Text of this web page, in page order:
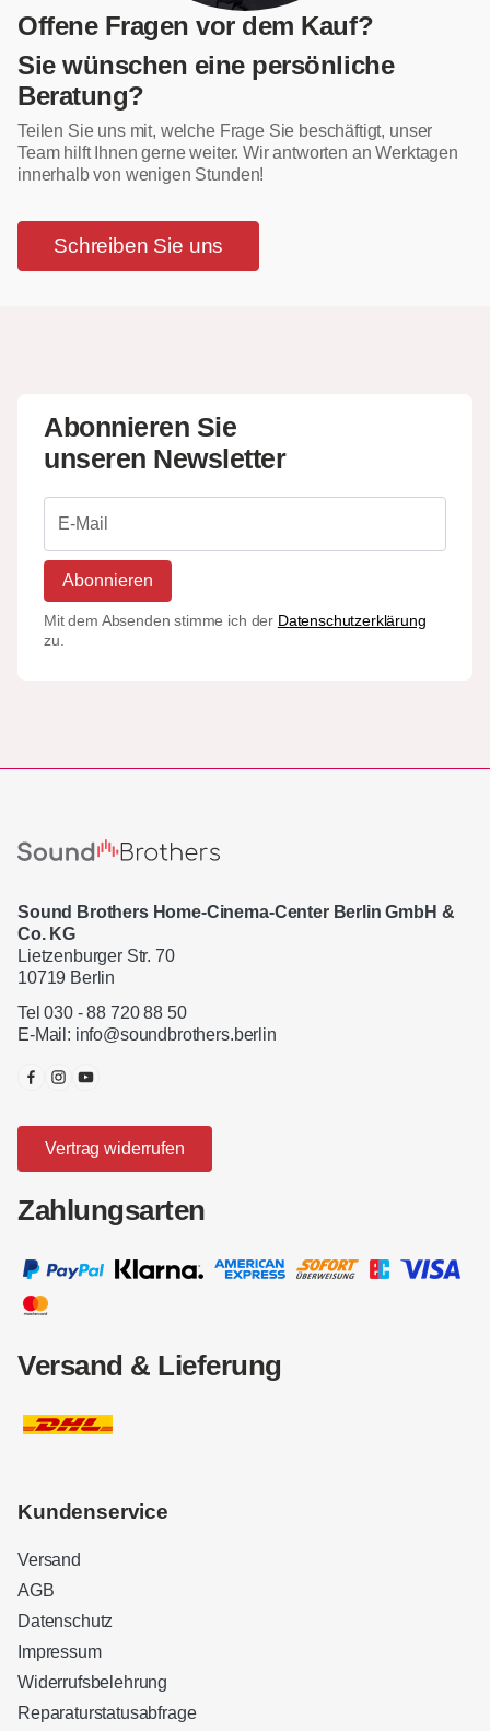
Offene Fragen vor dem Kauf?
Sie wünschen eine persönliche
Beratung?
Teilen Sie uns mit, welche Frage Sie beschäftigt, unser
Team hilft Ihnen gerne weiter. Wir antworten an Werktagen
innerhalb von wenigen Stunden!
Schreiben Sie uns
Abonnieren Sie
unseren Newsletter
Abonnieren
Mit dem Absenden stimme ich der Datenschutzerklärung
zu.
Sound Brothers Home-Cinema-Center Berlin GmbH &
Co. KG
Lietzenburger Str. 70
10719 Berlin
Tel 030 - 88 720 88 50
E-Mail: info@soundbrothers.berlin
Vertrag widerrufen
Zahlungsarten
Versand & Lieferung
Kundenservice
Versand
AGB
Datenschutz
Impressum
Widerrufsbelehrung
Reparaturstatusabfrage